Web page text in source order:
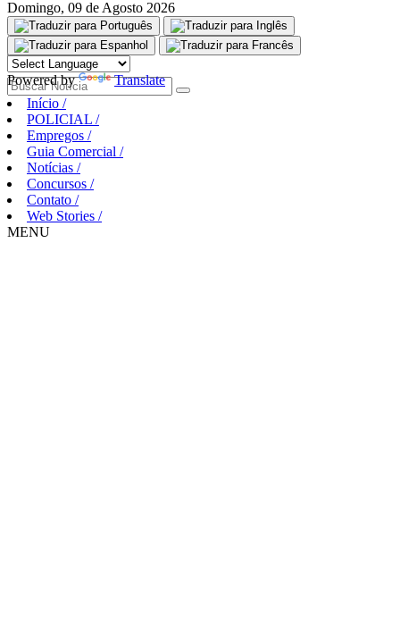
Aguarde, carregando...
Domingo, 09 de Agosto 2026
Powered by
Translate
Início /
POLICIAL /
Empregos /
Guia Comercial /
Notícias /
Concursos /
Contato /
Web Stories /
MENU